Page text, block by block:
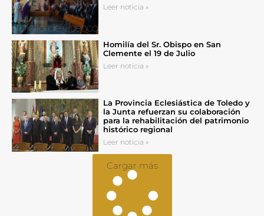
Leer noticia »
Homilía del Sr. Obispo en San
Clemente el 19 de Julio
Leer noticia »
La Provincia Eclesiástica de Toledo y
la Junta refuerzan su colaboración
para la rehabilitación del patrimonio
histórico regional
Leer noticia »
Cargar más